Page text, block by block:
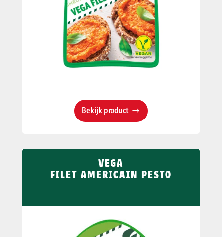
Bekijk product
VEGA
FILET AMERICAIN PESTO